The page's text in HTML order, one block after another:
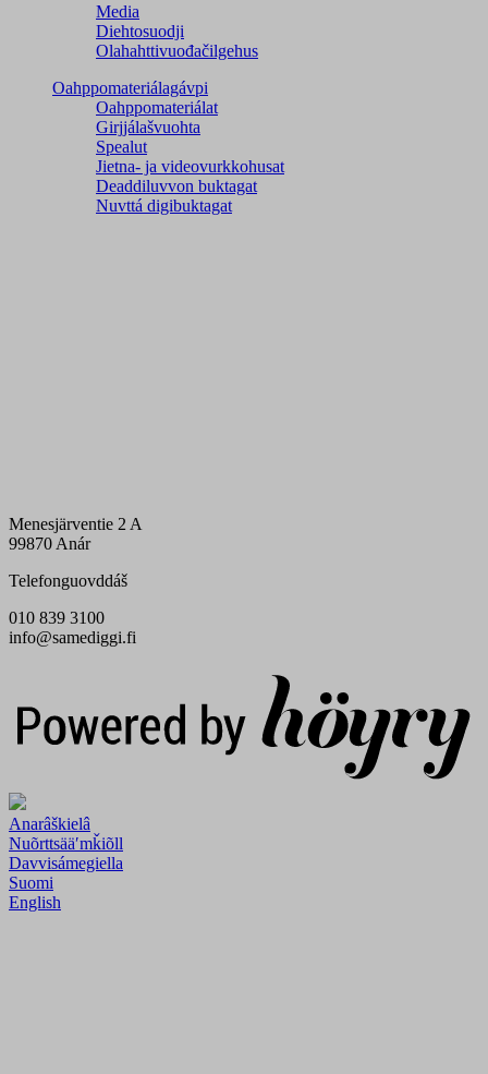
Media
Diehtosuodji
Olahahttivuođačilgehus
Oahppomateriálagávpi
Oahppomateriálat
Girjjálašvuohta
Spealut
Jietna- ja videovurkkohusat
Deaddiluvvon buktagat
Nuvttá digibuktagat
Menesjärventie 2 A
99870 Anár
Telefonguovddáš
010 839 3100
info@samediggi.fi
Anarâškielâ
Nuõrttsääʹmǩiõll
Davvisámegiella
Suomi
English